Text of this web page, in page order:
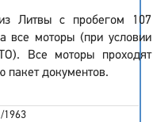
Литвы с пробегом 107
все моторы (при условии
Все моторы проходят
пакет документов.
1963